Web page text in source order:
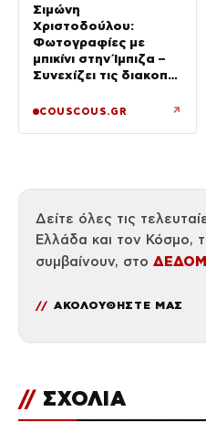
Σιμώνη
Χριστοδούλου:
Φωτογραφίες με
μπικίνι στην Ίμπιζα –
Συνεχίζει τις διακοπές
της, Αντρέα Γεωργίου
COUSCOUS.GR ↗
Δείτε όλες τις
Ελλάδα και τον Κόσμο,
συμβαίνουν, στο
ΑΚΟΛΟΥΘΗΣΤΕ ΜΑΣ
// ΣΧΟΛΙΑ